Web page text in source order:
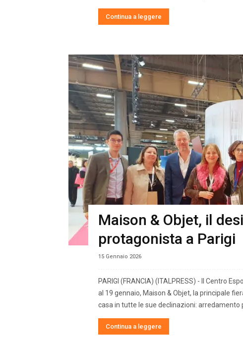
Continua a leggere
Maison & Objet, il
protagonista a Parigi
15 Gennaio 2026
PARIGI (FRANCIA) (ITALPRESS) - Il Centro
al 19 gennaio, Maison & Objet, la principale
casa in tutte le sue declinazioni: arredamento
Continua a leggere